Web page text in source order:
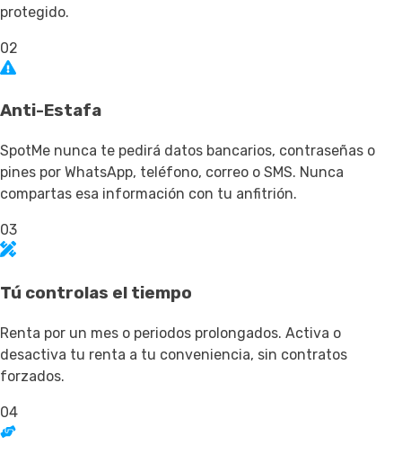
protegido.
02
Anti-Estafa
SpotMe nunca te pedirá datos bancarios, contraseñas o
pines por WhatsApp, teléfono, correo o SMS. Nunca
compartas esa información con tu anfitrión.
03
Tú controlas el tiempo
Renta por un mes o periodos prolongados. Activa o
desactiva tu renta a tu conveniencia, sin contratos
forzados.
04